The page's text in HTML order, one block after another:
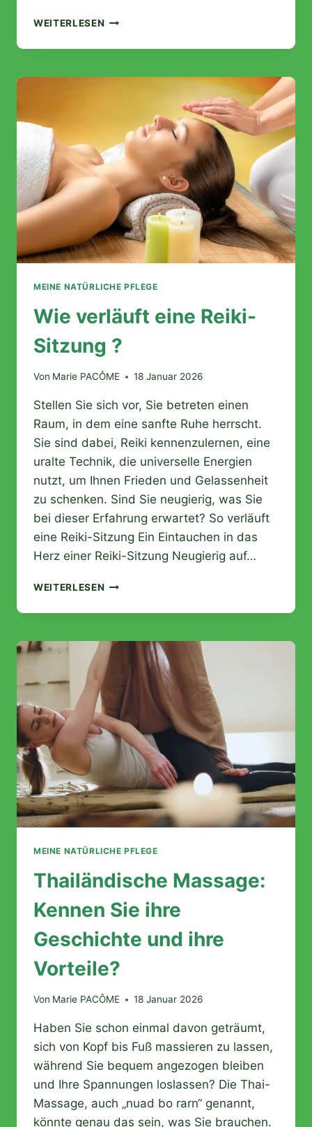
WEITERLESENWIE
REIKI?
DIENT
MEINE NATÜRLICHE PFLEGE
Wie verläuft eine Reiki-
Sitzung ?
Von Marie PACÔME 18 Januar 2026
Stellen Sie sich vor, Sie betreten einen
Raum, in dem eine sanfte Ruhe herrscht.
Sie sind dabei, Reiki kennenzulernen, eine
uralte Technik, die universelle Energien
nutzt, um Ihnen Frieden und Gelassenheit
zu schenken. Sind Sie neugierig, was Sie
bei dieser Erfahrung erwartet? So verläuft
eine Reiki-Sitzung Ein Eintauchen in das
Herz einer Reiki-Sitzung Neugierig auf…
WEITERLESENWIE
EINE
SITZUNG
?
MEINE NATÜRLICHE PFLEGE
Thailändische Massage:
Kennen Sie ihre
Geschichte und ihre
Vorteile?
Von Marie PACÔME 18 Januar 2026
Haben Sie schon einmal davon geträumt,
sich von Kopf bis Fuß massieren zu lassen,
während Sie bequem angezogen bleiben
und Ihre Spannungen loslassen? Die Thai-
Massage, auch „nuad bo rarn“ genannt,
könnte genau das sein, was Sie brauchen.